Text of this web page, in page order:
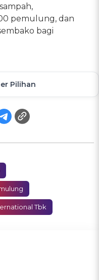
pemulung, dan
bagi
Pilihan
Tbk